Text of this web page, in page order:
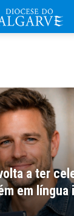
a ter
em língua